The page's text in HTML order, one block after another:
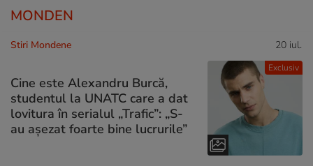
MONDEN
Exclusiv
Stiri Mondene 20 iul.
Cine este Alexandru Burcă,
studentul la UNATC care a dat
lovitura în serialul „Trafic”: „S-
au așezat foarte bine lucrurile”